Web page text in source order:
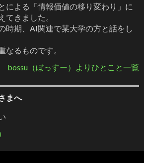
による「情報価値の移り変わり」に
てきました。
時期、AI関連で某大学の方と話をし
なるものです。
bossu（ぼっすー）よりひとこと一覧
まへ